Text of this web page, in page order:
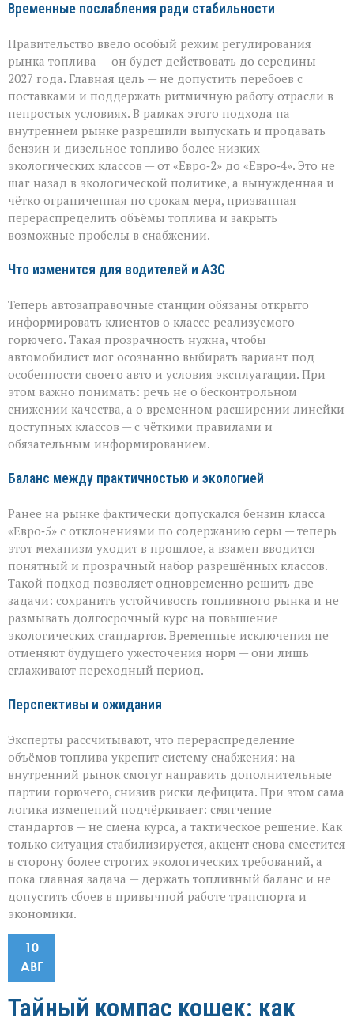
Временные послабления ради стабильности
Правительство ввело особый режим регулирования
рынка топлива — он будет действовать до середины
2027 года. Главная цель — не допустить перебоев с
поставками и поддержать ритмичную работу отрасли в
непростых условиях. В рамках этого подхода на
внутреннем рынке разрешили выпускать и продавать
бензин и дизельное топливо более низких
экологических классов — от «Евро‑2» до «Евро‑4». Это не
шаг назад в экологической политике, а вынужденная и
чётко ограниченная по срокам мера, призванная
перераспределить объёмы топлива и закрыть
возможные пробелы в снабжении.
Что изменится для водителей и АЗС
Теперь автозаправочные станции обязаны открыто
информировать клиентов о классе реализуемого
горючего. Такая прозрачность нужна, чтобы
автомобилист мог осознанно выбирать вариант под
особенности своего авто и условия эксплуатации. При
этом важно понимать: речь не о бесконтрольном
снижении качества, а о временном расширении линейки
доступных классов — с чёткими правилами и
обязательным информированием.
Баланс между практичностью и экологией
Ранее на рынке фактически допускался бензин класса
«Евро‑5» с отклонениями по содержанию серы — теперь
этот механизм уходит в прошлое, а взамен вводится
понятный и прозрачный набор разрешённых классов.
Такой подход позволяет одновременно решить две
задачи: сохранить устойчивость топливного рынка и не
размывать долгосрочный курс на повышение
экологических стандартов. Временные исключения не
отменяют будущего ужесточения норм — они лишь
сглаживают переходный период.
Перспективы и ожидания
Эксперты рассчитывают, что перераспределение
объёмов топлива укрепит систему снабжения: на
внутренний рынок смогут направить дополнительные
партии горючего, снизив риски дефицита. При этом сама
логика изменений подчёркивает: смягчение
стандартов — не смена курса, а тактическое решение. Как
только ситуация стабилизируется, акцент снова сместится
в сторону более строгих экологических требований, а
пока главная задача — держать топливный баланс и не
допустить сбоев в привычной работе транспорта и
экономики.
10
АВГ
Тайный компас кошек: как